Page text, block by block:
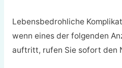
Lebensbedrohliche
wenn eines der folgenden
auftritt, rufen Sie sofort den